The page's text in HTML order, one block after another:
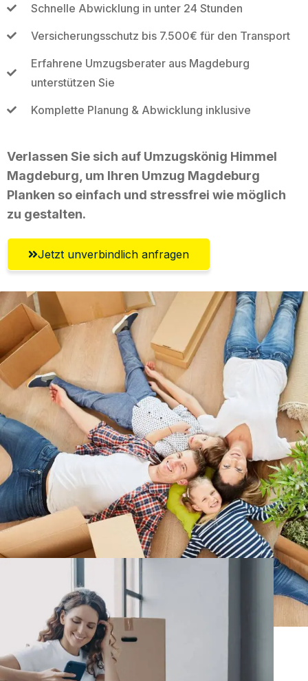
Schnelle Abwicklung in unter 24 Stunden
Versicherungsschutz bis 7.500€ für den Transport
Erfahrene Umzugsberater aus Magdeburg
unterstützen Sie
Komplette Planung & Abwicklung inklusive
Verlassen Sie sich auf Umzugskönig Himmel
Magdeburg, um Ihren Umzug Magdeburg
Planken so einfach und stressfrei wie möglich
zu gestalten.
Jetzt unverbindlich anfragen